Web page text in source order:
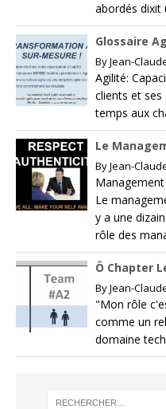
abordés dixit
Glossaire
ByJean-
Agilité:
clients et
temps aux
Le
ByJean-
Le
y a une
rôle des
Ô Chapter
ByJean-
"Mon rôle
comme un
domaine